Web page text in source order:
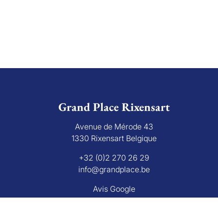
Grand Place Rixensart
Avenue de Mérode 43
1330 Rixensart Belgique
+32 (0)2 270 26 29
info@grandplace.be
Avis Google